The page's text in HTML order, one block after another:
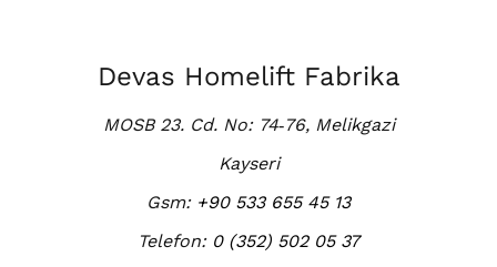
Devas Homelift Fabrika
MOSB 23. Cd. No: 74‑76, Melikgazi
Kayseri
Gsm: +90 533 655 45 13
Telefon: 0 (352) 502 05 37